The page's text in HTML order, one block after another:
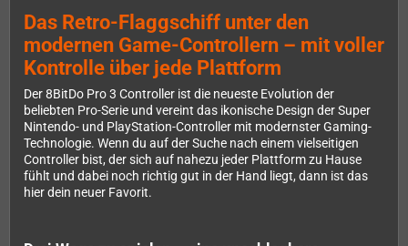
Das Retro-Flaggschiff unter den
modernen Game-Controllern – mit voller
Kontrolle über jede Plattform
Der 8BitDo Pro 3 Controller ist die neueste Evolution der
beliebten Pro-Serie und vereint das ikonische Design der Super
Nintendo- und PlayStation-Controller mit modernster Gaming-
Technologie. Wenn du auf der Suche nach einem vielseitigen
Controller bist, der sich auf nahezu jeder Plattform zu Hause
fühlt und dabei noch richtig gut in der Hand liegt, dann ist das
hier dein neuer Favorit.